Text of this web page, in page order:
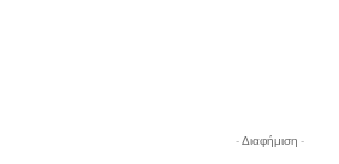
- Διαφήμιση -